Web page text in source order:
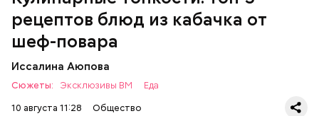
рецептов блюд из кабачка от
шеф-повара
Иссалина Аюпова
Сюжеты: Эксклюзивы ВМ
Еда
10 августа 11:28
Общество